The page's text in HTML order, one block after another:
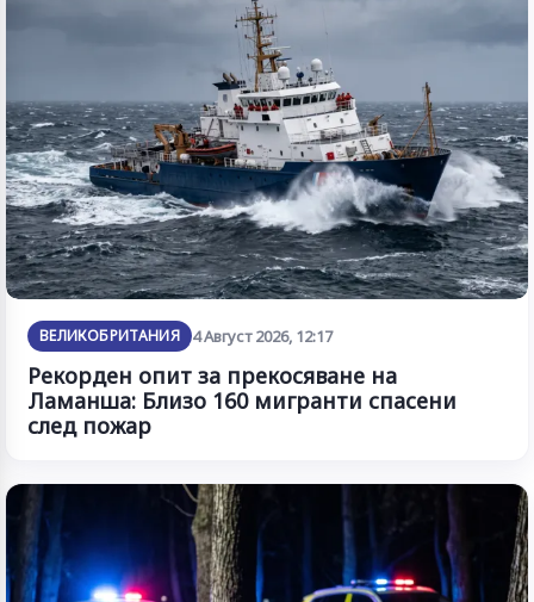
ВЕЛИКОБРИТАНИЯ 4 Август 2026, 12:17
Рекорден опит за прекосяване на
Ламанша: Близо 160 мигранти спасени
след пожар